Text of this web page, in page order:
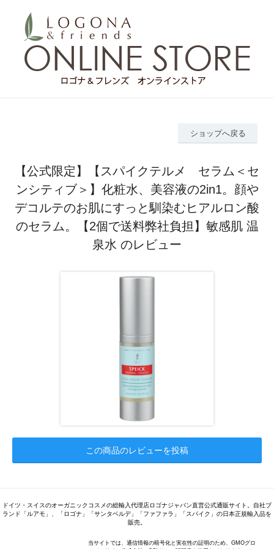
ショップへ戻る
【公式限定】【スパイクテルメ セラム＜セ
ンシティブ＞】化粧水、美容液の2in1。顔や
デコルテのお肌にすっと馴染むヒアルロン酸
のセラム。【2個で送料弊社負担】敏感肌 温
泉水 のレビュー
この商品のレビューを投稿
ドイツ・スイスのオーガニックコスメの総輸入代理店ロゴナジャパン直営公式通販サイト。自社ブ
ランド「ルアモ」、「ロゴナ」「サンタベルデ」「ファファラ」「スパイク」の日本正規輸入品を
販売。
当サイトでは、通信情報の暗号化と実在性の証明のため、GMOグロ